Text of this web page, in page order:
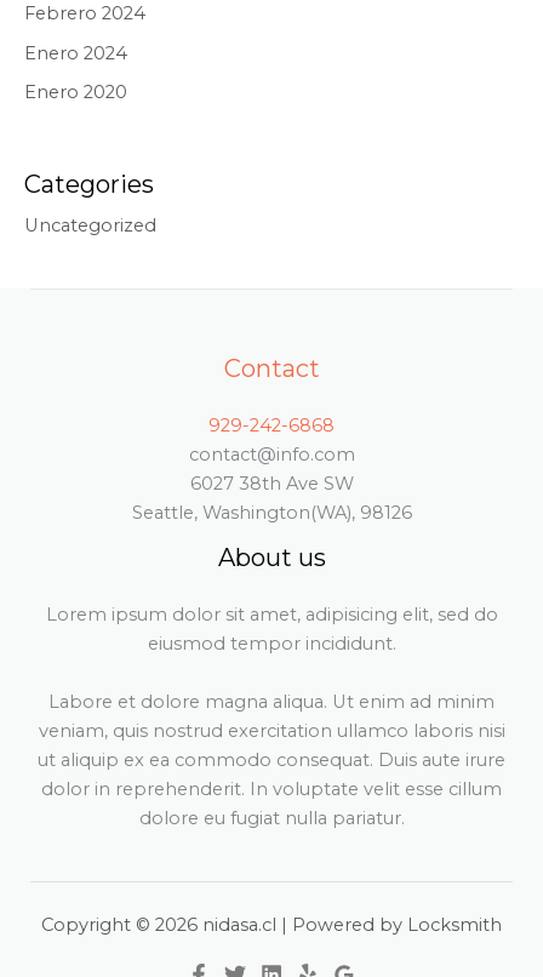
Febrero 2024
Enero 2024
Enero 2020
Categories
Uncategorized
Contact
929-242-6868
contact@info.com
6027 38th Ave SW
Seattle, Washington(WA), 98126
About us
Lorem ipsum dolor sit amet, adipisicing elit, sed do
eiusmod tempor incididunt.
Labore et dolore magna aliqua. Ut enim ad minim
veniam, quis nostrud exercitation ullamco laboris nisi
ut aliquip ex ea commodo consequat. Duis aute irure
dolor in reprehenderit. In voluptate velit esse cillum
dolore eu fugiat nulla pariatur.
Copyright © 2026 nidasa.cl | Powered by Locksmith